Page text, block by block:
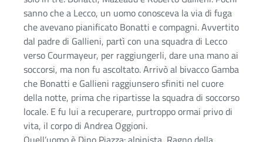
sanno che a Lecco, un uomo conosceva la via di fuga
che avevano pianificato Bonatti e compagni. Avvertito
dal padre di Gallieni, partì con una squadra di Lecco
verso Courmayeur, per raggiungerli, dare una mano ai
soccorsi, ma non fu ascoltato. Arrivò al bivacco Gamba
che Bonatti e Gallieni raggiunsero sfiniti nel cuore
della notte, prima che ripartisse la squadra di soccorso
locale. E fu lui a recuperare, purtroppo ormai privo di
vita, il corpo di Andrea Oggioni.